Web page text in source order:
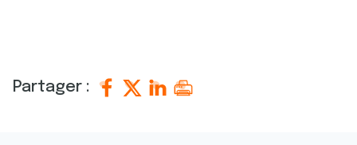
Partager :